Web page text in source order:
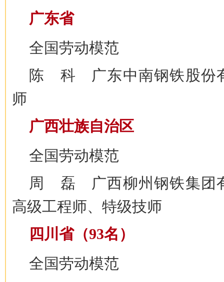
广东省
全国劳动模范
陈 科 广东中南钢铁股份
师
广西壮族自治区
全国劳动模范
周 磊 广西柳州钢铁集团
高级工程师、特级技师
四川省（93名）
全国劳动模范